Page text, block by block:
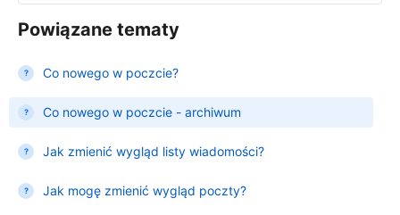
Powiązane tematy
Co nowego w poczcie?
Co nowego w poczcie - archiwum
Jak zmienić wygląd listy wiadomości?
Jak mogę zmienić wygląd poczty?